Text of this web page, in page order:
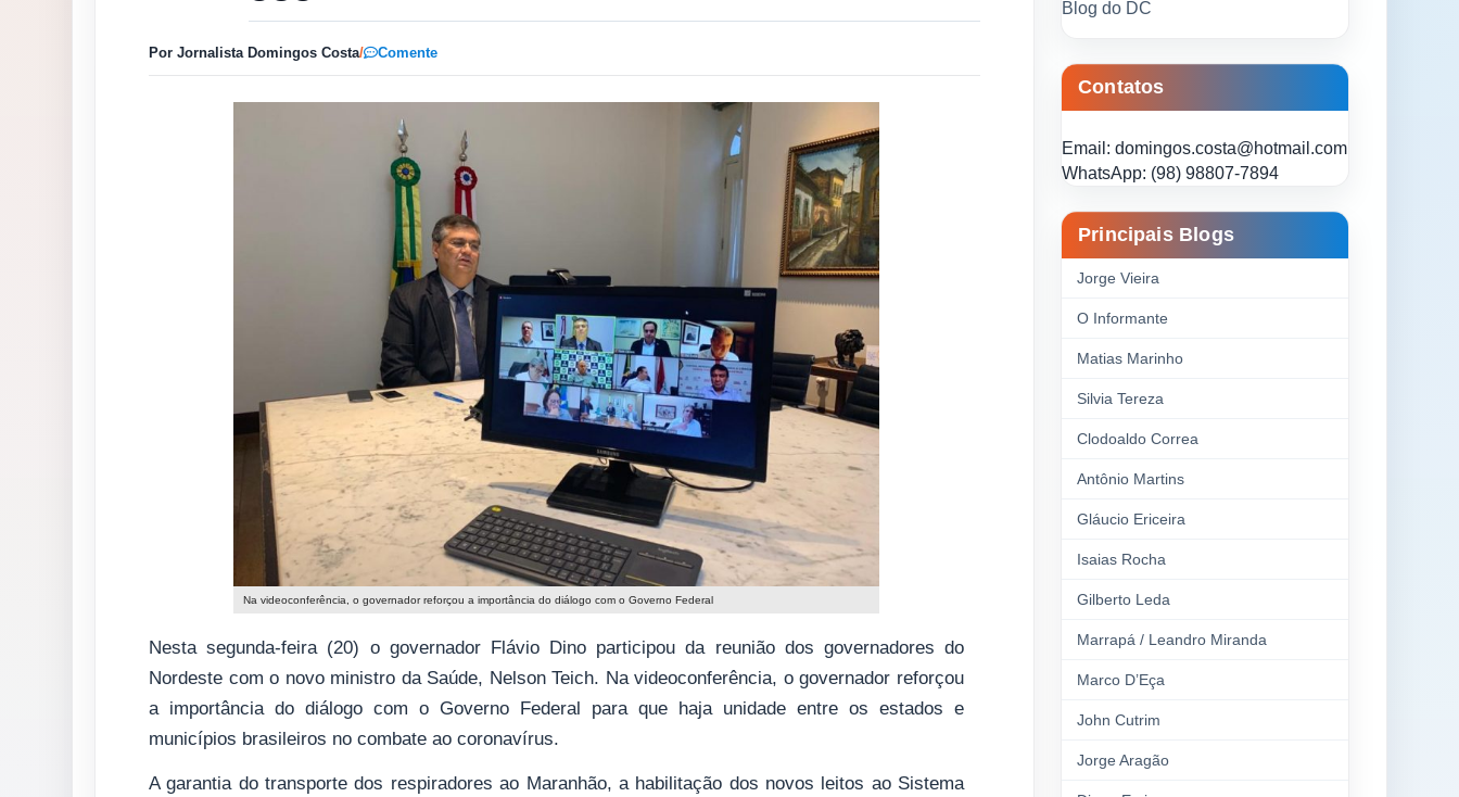
Por Jornalista Domingos Costa/ Comente
Na videoconferência, o governador reforçou a importância do diálogo com o Governo Federal
Nesta segunda-feira (20) o governador Flávio Dino participou da reunião dos governadores do
Nordeste com o novo ministro da Saúde, Nelson Teich. Na videoconferência, o governador reforçou
a importância do diálogo com o Governo Federal para que haja unidade entre os estados e
municípios brasileiros no combate ao coronavírus.
A garantia do transporte dos respiradores ao Maranhão, a habilitação dos novos leitos ao Sistema
Blog do DC
Contatos
Email: domingos.costa@hotmail.com
WhatsApp: (98) 98807-7894
Principais Blogs
Jorge Vieira
O Informante
Matias Marinho
Silvia Tereza
Clodoaldo Correa
Antônio Martins
Gláucio Ericeira
Isaias Rocha
Gilberto Leda
Marrapá / Leandro Miranda
Marco D’Eça
John Cutrim
Jorge Aragão